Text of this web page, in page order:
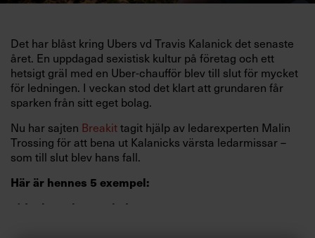
Det har blåst kring Ubers vd Travis Kalanick det senaste
året. En uppdagad sexistisk kultur på företag och ett
hetsigt gräl med en Uber-chaufför blev till slut för mycket
för ledningen. I veckan stod det klart att grundaren får
sparken från sitt eget bolag.
Nu har sajten Breakittagit hjälp av ledarexperten Malin
Trossing för att bena ut Kalanicks värsta ledarmissar –
som till slut blev hans fall.
Här är hennes 5 exempel:
1) Isolera sig som ledare